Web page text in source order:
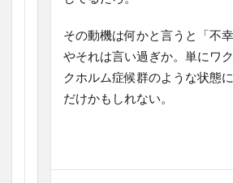
その動機は何かと言うと「不
やそれは言い過ぎか。単にワ
クホルム症候群のような状態
だけかもしれない。